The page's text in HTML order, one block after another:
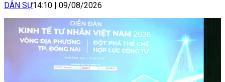
DÂN SỰ14:10 09/08/2026